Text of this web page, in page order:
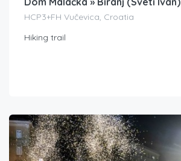
HCP3+FH Vučevica, Croatia
Hiking trail